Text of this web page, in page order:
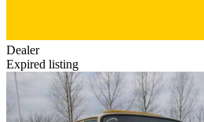
Dealer
Expired listing